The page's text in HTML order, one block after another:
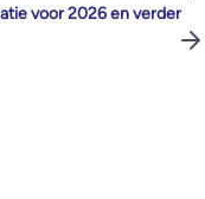
voor 2026 en verder